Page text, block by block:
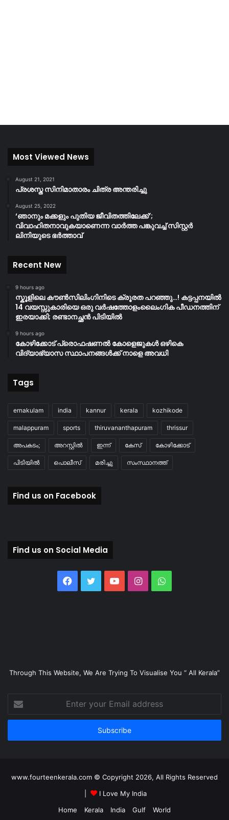
Most Viewed News
August 21, 2021
പ്രശസ്ത സിനിമാതാരം ചിത്ര അന്തരിച്ചു
August 25, 2022
‘ഞാനും മക്കളും പുതിയ ജീവിതത്തിലേക്ക്’;
വിവാഹിതനാവുകയാണെന്ന വാർത്ത പങ്കുവച്ച് സിസ്റ്റർ
ലിനിയുടെ ഭർത്താവ്
Recent New
9 hours ago
സ്കൂളിലെ കൗൺസിലിംഗിനിടെ ക്രൂരത പറഞ്ഞു…! കട്ടപ്പനയിൽ
14 വയസ്സുകാരിയെ ഒരു വർഷത്തോളംലൈംഗിക പീഡനത്തിന്
ഇരയാക്കി; രണ്ടാനച്ഛൻ പിടിയിൽ
9 hours ago
കോഴിക്കോട് പ്രൊഫഷണൽ കോളെജുകൾ ഒഴികെ
വിദ്യാഭ്യാസ സ്ഥാപനങ്ങൾക്ക് നാളെ അവധി
Tags
ernakulam india kannur kerala kozhikode
malappuram sports thiruvananthapuram thrissur
അപകടം; അറസ്റ്റിൽ ഇന്ന് കേസ് കോഴിക്കോട്
പിടിയിൽ പൊലീസ് മരിച്ചു സംസ്ഥാനത്ത്
Find us on Facebook
Find us on Social Media
Facebook
TwitterYouTubeInstagramWhatsApp
Through This Website, We Are Trying To Visualise You “ All Kerala”
your
Email
www.fourteenkerala.com © Copyright 2026, All Rights Reserved
I Love My India
Home
Kerala India Gulf World